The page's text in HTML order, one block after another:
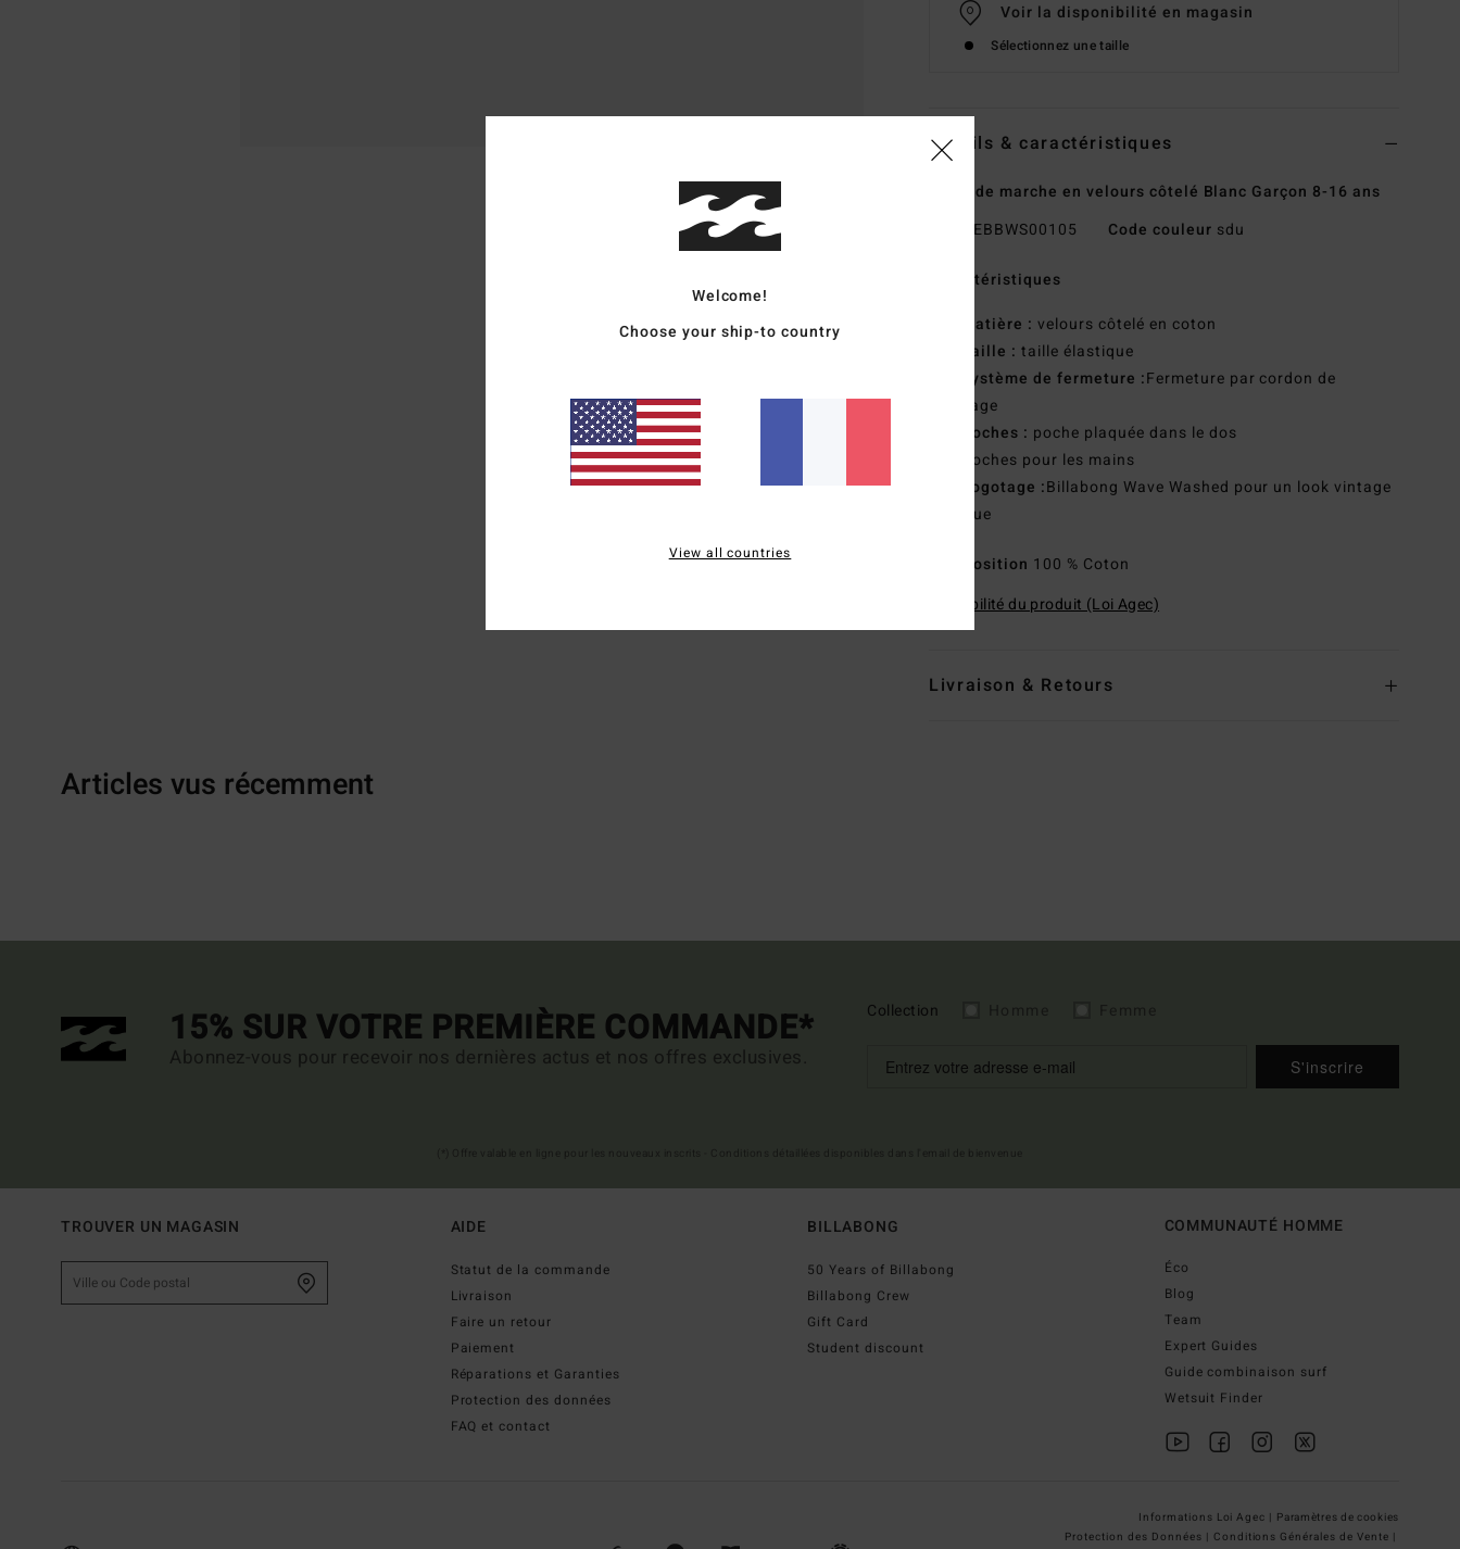
Voir la disponibilité en magasin
Sélectionnez une taille
Details & caractéristiques
Short de marche en velours côtelé Blanc Garçon 8-16 ans
EBBWS00105 Code couleur sdu
Caractéristiques
Matière : velours côtelé en coton
Taille : taille élastique
Système de fermeture :Fermeture par cordon de
serrage
Poches : poche plaquée dans le dos
Poches pour les mains
Logotage :Billabong Wave Washed pour un look vintage
unique
Composition 100 % Coton
Traçabilité du produit (Loi Agec)
Livraison & Retours
Articles vus récemment
15% SUR VOTRE PREMIÈRE COMMANDE*
Abonnez-vous pour recevoir nos dernières actus et nos offres exclusives.
Collection
S'inscrire
TROUVER UN MAGASIN AIDE
Statut de la commande
Livraison
Faire un retour
Paiement
Réparations et Garanties
Protection des données
FAQ et contact
BILLABONG
50 Years of Billabong
Billabong Crew
Gift Card
Student discount
COMMUNAUTÉ HOMME
Éco
Blog
Team
Expert Guides
Guide combinaison surf
Wetsuit Finder
Informations Loi Agec | Paramètres de cookies
Protection des Données | Conditions Générales de Vente |
Welcome!
Choose your ship-to country
View all countries